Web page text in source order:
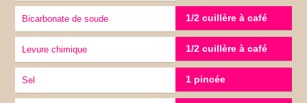
Bicarbonate de soude 1/2 cuillère à café
Levure chimique 1/2 cuillère à café
sel 1 pincée